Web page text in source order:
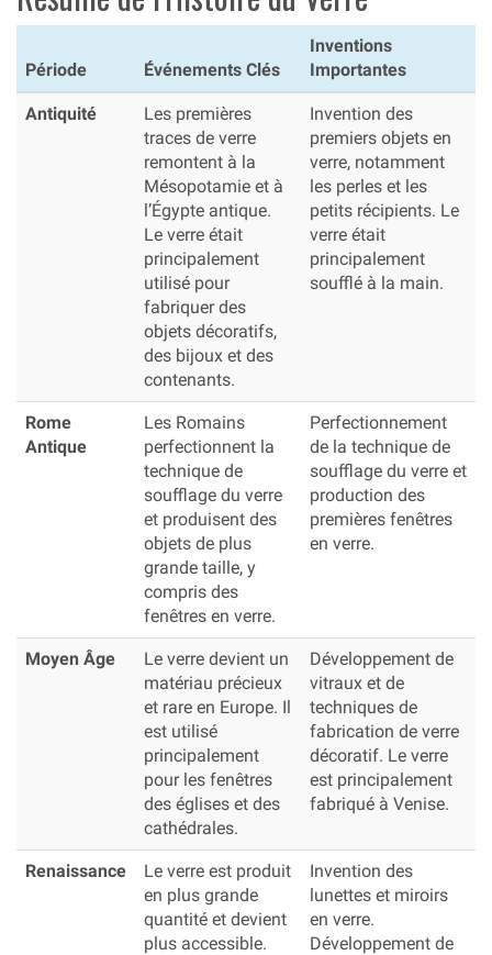
Période Événements Clés
Inventions
Importantes
Antiquité
Les premières
traces de verre
remontent à la
Mésopotamie et à
l’Égypte antique.
Le verre était
principalement
utilisé pour
fabriquer des
objets décoratifs,
des bijoux et des
contenants.
Invention des
premiers objets en
verre, notamment
les perles et les
petits récipients. Le
verre était
principalement
soufflé à la main.
Rome
Antique
Les Romains
perfectionnent la
technique de
soufflage du verre
et produisent des
objets de plus
grande taille, y
compris des
fenêtres en verre.
Perfectionnement
de la technique de
soufflage du verre et
production des
premières fenêtres
en verre.
Moyen Âge
Le verre devient un
matériau précieux
et rare en Europe. Il
est utilisé
principalement
pour les fenêtres
des églises et des
cathédrales.
Développement de
vitraux et de
techniques de
fabrication de verre
décoratif. Le verre
est principalement
fabriqué à Venise.
Renaissance
Le verre est produit
en plus grande
quantité et devient
plus accessible.
Invention des
lunettes et miroirs
en verre.
Développement de